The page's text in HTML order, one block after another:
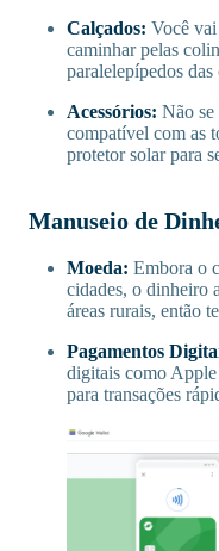
Calçados: Você vai
caminhar pelas
paralelepípedos
Acessórios: Não se
compatível com as
protetor solar para
Manuseio de
Moeda: Embora o
cidades, o dinheiro
áreas rurais, então
Pagamentos
digitais como
para transações